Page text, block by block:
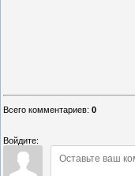
Всего комментариев: 0
Войдите: